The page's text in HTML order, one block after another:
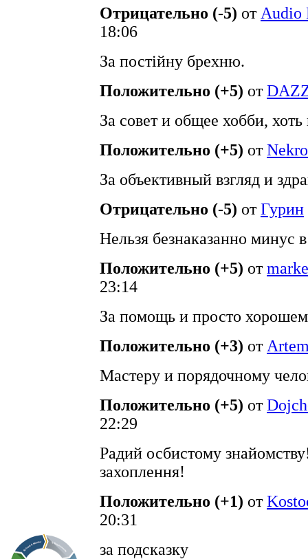
Отрицательно (-5) от Audio
18:06
За постійну брехню.
Положительно (+5) от
За совет и общее хобби,
Положительно (+5) от
За объективный взгляд и
Отрицательно (-5) отГурин
Нельзя безнаказанно минус
Положительно (+5) от
23:14
За помощь и просто
Положительно (+3) от
Мастеру и порядочному
Положительно (+5) от
22:29
Радий осбистому
захоплення!
Положительно (+1) от
20:31
за подсказку